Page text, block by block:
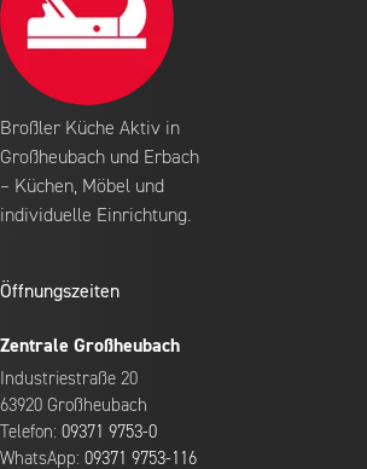
Broßler Küche Aktiv in
Großheubach und Erbach
– Küchen, Möbel und
individuelle Einrichtung.
Öffnungszeiten
Zentrale Großheubach
Industriestraße 20
63920 Großheubach
Telefon: 09371 9753-0
WhatsApp: 09371 9753-116